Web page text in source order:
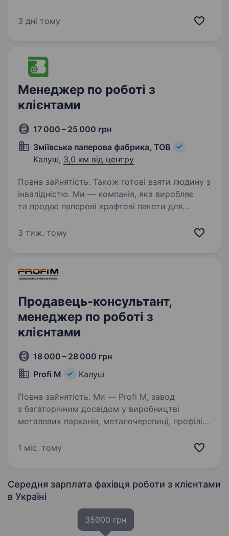
виробів буде перевагою; Вміння працювати
3 дні тому
Менеджер по роботі з
клієнтами
17 000 – 25 000 грн
Зміївська паперова фабрика, ТОВ
Калуш, 3,0 км від центру
Повна зайнятість. Також готові взяти людину з
інвалідністю. Ми — компанія, яка виробляє
та продає паперові крафтові пакети для
користується стабільним попитом, а компанія
3 тиж. тому
Продавець-консультант,
менеджер по роботі з
клієнтами
18 000 – 28 000 грн
Profi M
Калуш
Повна зайнятість. Ми — Profі M, завод
з багаторічним досвідом у виробництві
металевих парканів, металочерепиці, профілів
та комплектуючих. Ми шукаємо підмогу у
1 міс. тому
Середня зарплата фахівця роботи з клієнтами
в Україні
35000 грн